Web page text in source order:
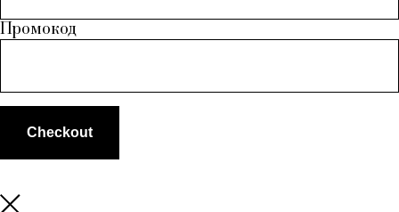
Промокод
Checkout